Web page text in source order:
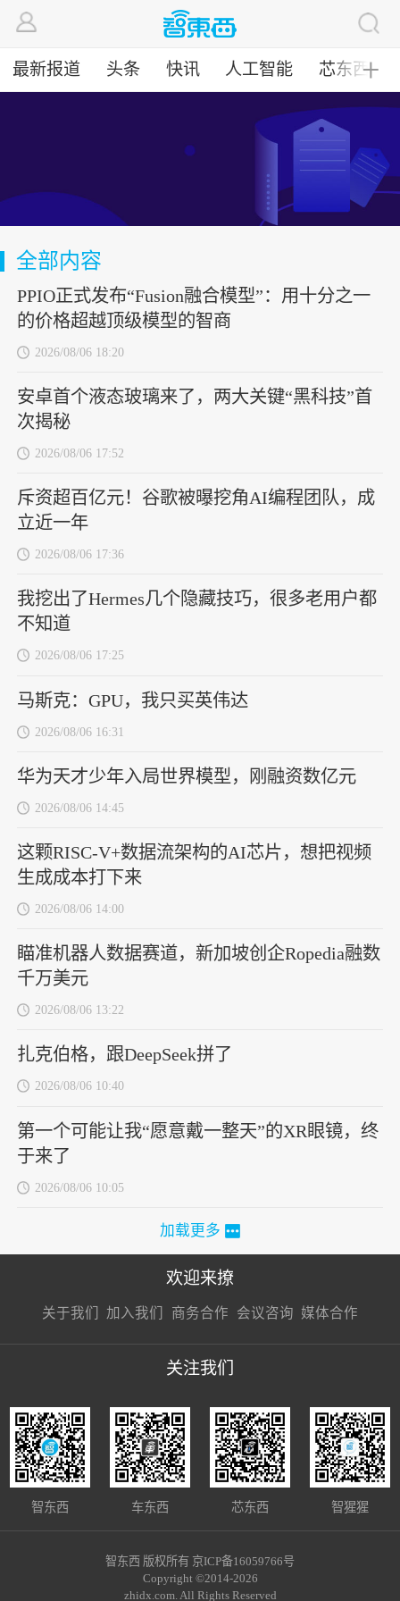
最新报道 头条 快讯 人工智能 芯东西╋
全部内容
PPIO正式发布“Fusion融合模型”：用十分之一
的价格超越顶级模型的智商
2026/08/06 18:20
安卓首个液态玻璃来了，两大关键“黑科技”首
次揭秘
2026/08/06 17:52
斥资超百亿元！谷歌被曝挖角AI编程团队，成
立近一年
2026/08/06 17:36
我挖出了Hermes几个隐藏技巧，很多老用户都
不知道
2026/08/06 17:25
马斯克：GPU，我只买英伟达
2026/08/06 16:31
华为天才少年入局世界模型，刚融资数亿元
2026/08/06 14:45
这颗RISC-V+数据流架构的AI芯片，想把视频
生成成本打下来
2026/08/06 14:00
瞄准机器人数据赛道，新加坡创企Ropedia融数
千万美元
2026/08/06 13:22
扎克伯格，跟DeepSeek拼了
2026/08/06 10:40
第一个可能让我“愿意戴一整天”的XR眼镜，终
于来了
2026/08/06 10:05
加载更多
欢迎来撩
关于我们 加入我们
接扔简历
商务合作
接开聊
会议咨询 媒体合作
接开聊
关注我们
智东西 车东西 芯东西 智猩猩
智东西 版权所有 京ICP备16059766号
Copyright ©2014-2026
zhidx.com. All Rights Reserved